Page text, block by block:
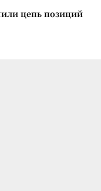
цепь позиций